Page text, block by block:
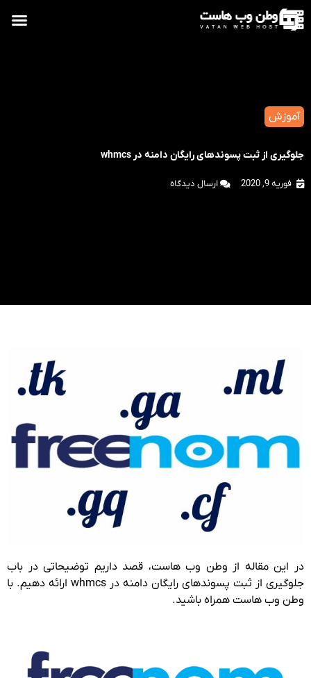
آموزش
جلوگیری از ثبت پسوندهای رایگان دامنه در whmcs
فوریه 9, 2020 ارسال دیدگاه
در این مقاله از وطن وب هاست، قصد داریم توضیحاتی در باب
جلوگیری از ثبت پسوندهای رایگان دامنه در whmcs ارائه دهیم. با
وطن وب هاست همراه باشید.